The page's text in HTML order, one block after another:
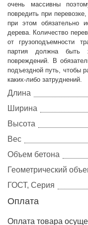
очень массивны
повредить при
при этом обязательно
дерева. Количество
от грузоподъемности
партия должна быть
повреждений. В
подъездной путь, чтобы
каких-либо затруднений.
Длина
Ширина
Высота
Вес
Объем бетона
Геометрический
ГОСТ, Серия
Оплата
Оплата товара